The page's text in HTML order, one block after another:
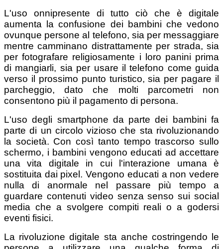
L'uso onnipresente di tutto ciò che è digitale
aumenta la confusione dei bambini che vedono
ovunque persone al telefono, sia per messaggiare
mentre camminano distrattamente per strada, sia
per fotografare religiosamente i loro panini prima
di mangiarli, sia per usare il telefono come guida
verso il prossimo punto turistico, sia per pagare il
parcheggio, dato che molti parcometri non
consentono più il pagamento di persona.
L'uso degli smartphone da parte dei bambini fa
parte di un circolo vizioso che sta rivoluzionando
la società. Con così tanto tempo trascorso sullo
schermo, i bambini vengono educati ad accettare
una vita digitale in cui l'interazione umana è
sostituita dai pixel. Vengono educati a non vedere
nulla di anormale nel passare più tempo a
guardare contenuti video senza senso sui social
media che a svolgere compiti reali o a godersi
eventi fisici.
La rivoluzione digitale sta anche costringendo le